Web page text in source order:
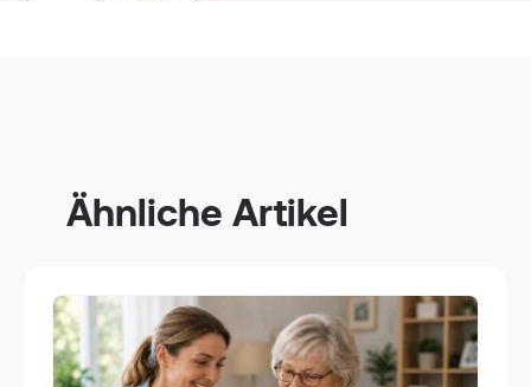
Ähnliche Artikel